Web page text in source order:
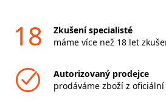
18
Zkušení specialisté
máme více než 18 let
Autorizovaný prodejce
prodáváme zboží z